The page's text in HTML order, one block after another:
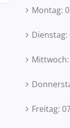
Montag:
Dienstag:
Mittwoch:
Freitag: